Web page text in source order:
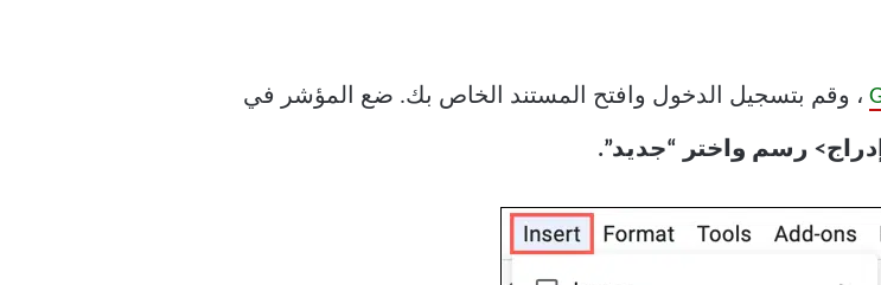
، وقم بتسجيل الدخول وافتح المستند الخاص بك. ضع المؤشر في
إدراج> رسم واختر “جديد”.